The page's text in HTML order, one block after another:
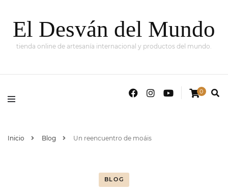
El Desván del Mundo
tienda online de artesanía internacional y productos del mundo.
0
Inicio Blog Un reencuentro de moáis
BLOG